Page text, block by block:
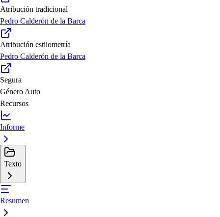
Atribución tradicional
Pedro Calderón de la Barca
Atribución estilometría
Pedro Calderón de la Barca
Segura
Género Auto
Recursos
Informe
Texto
Resumen